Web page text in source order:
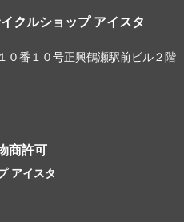
クルショップ アイスタ
０番１０号正興鶴瀬駅前ビル２階
商許可
アイスタ